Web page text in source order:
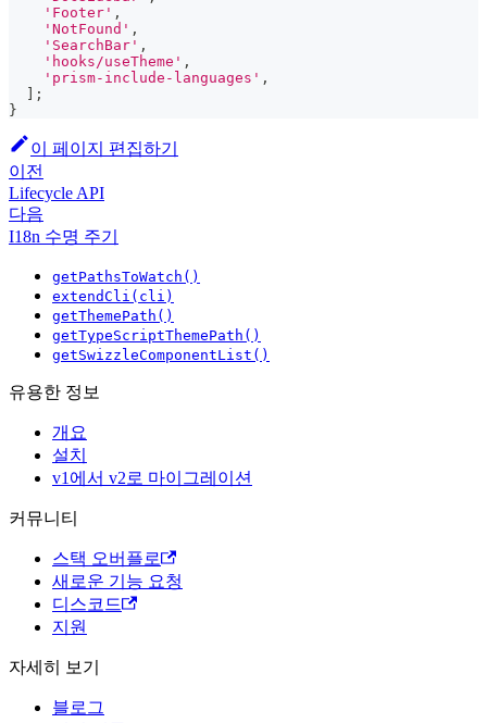
'Footer' ,
'NotFound' ,
'SearchBar' ,
'hooks/useTheme' ,
'prism-include-languages' ,
;
}
이 페이지 편집하기
이전
Lifecycle API
다음
I18n 수명 주기
getPathsToWatch()
extendCli(cli)
getThemePath()
getTypeScriptThemePath()
getSwizzleComponentList()
유용한 정보
개요
설치
v1에서 v2로 마이그레이션
커뮤니티
스택 오버플로
새로운 기능 요청
디스코드
지원
자세히 보기
블로그